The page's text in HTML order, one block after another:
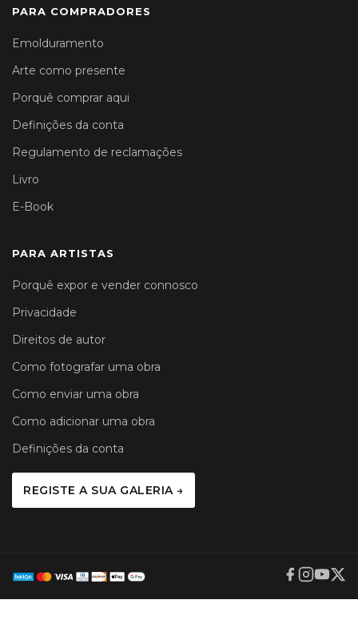
PARA COMPRADORES
Emolduramento
Arte como presente
Porquê comprar aqui
Definições da conta
Regulamento de reclamações
Livro
E-Book
PARA ARTISTAS
Porquê expor e vender connosco
Privacidade
Direitos de autor
Como fotografar uma obra
Como enviar uma obra
Como adicionar uma obra
Definições da conta
REGISTE A SUA GALERIA →